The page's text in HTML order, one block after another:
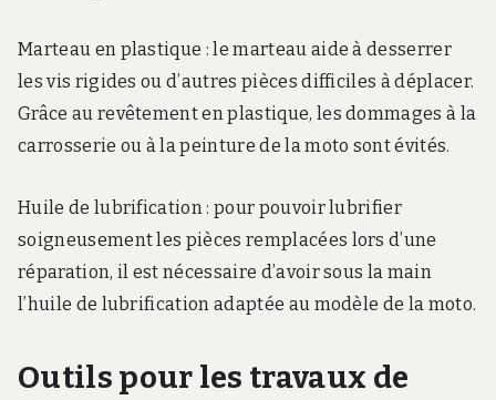
Marteau en plastique : le marteau aide à desserrer
les vis rigides ou d’autres pièces difficiles à déplacer.
Grâce au revêtement en plastique, les dommages à la
carrosserie ou à la peinture de la moto sont évités.
Huile de lubrification : pour pouvoir lubrifier
soigneusement les pièces remplacées lors d’une
réparation, il est nécessaire d’avoir sous la main
l’huile de lubrification adaptée au modèle de la moto.
Outils pour les travaux de